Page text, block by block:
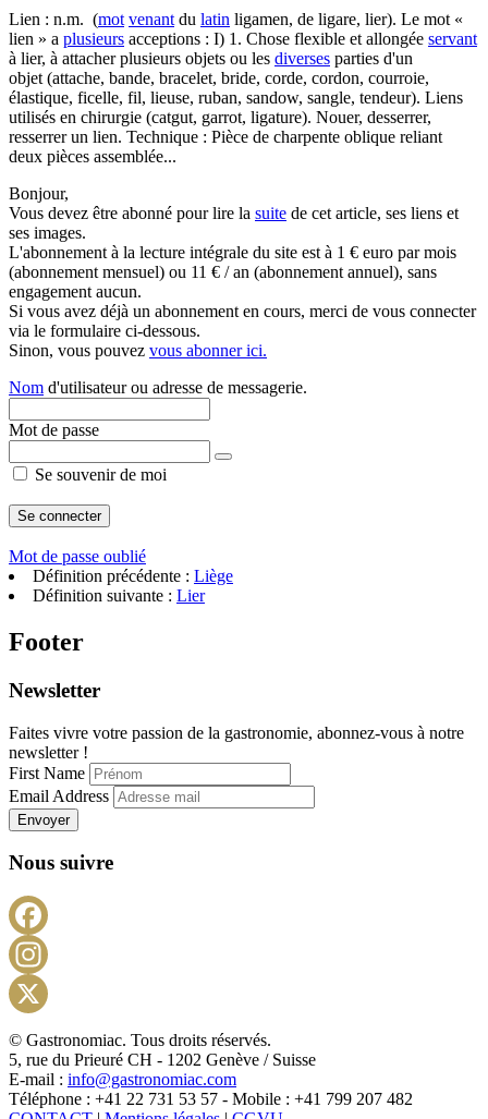
Lien : n.m. (mot venant du latin ligamen, de ligare, lier). Le mot «
lien » a plusieurs acceptions : I) 1. Chose flexible et allongée servant
à lier, à attacher plusieurs objets ou les diverses parties d'un
objet (attache, bande, bracelet, bride, corde, cordon, courroie,
élastique, ficelle, fil, lieuse, ruban, sandow, sangle, tendeur). Liens
utilisés en chirurgie (catgut, garrot, ligature). Nouer, desserrer,
resserrer un lien. Technique : Pièce de charpente oblique reliant
deux pièces assemblée...
Bonjour,
Vous devez être abonné pour lire la suite de cet article, ses liens et
ses images.
L'abonnement à la lecture intégrale du site est à 1 € euro par mois
(abonnement mensuel) ou 11 € / an (abonnement annuel), sans
engagement aucun.
Si vous avez déjà un abonnement en cours, merci de vous connecter
via le formulaire ci-dessous.
Sinon, vous pouvez vous abonner ici.
Nom d'utilisateur ou adresse de messagerie.
Mot de passe
Se souvenir de moi
Mot de passe oublié
Définition précédente : Liège
Définition suivante : Lier
Footer
Newsletter
Faites vivre votre passion de la gastronomie, abonnez-vous à notre
newsletter !
First Name
Email Address
Envoyer
Nous suivre
X
© Gastronomiac. Tous droits réservés.
5, rue du Prieuré CH - 1202 Genève / Suisse
E-mail : info@gastronomiac.com
Téléphone : +41 22 731 53 57 - Mobile : +41 799 207 482